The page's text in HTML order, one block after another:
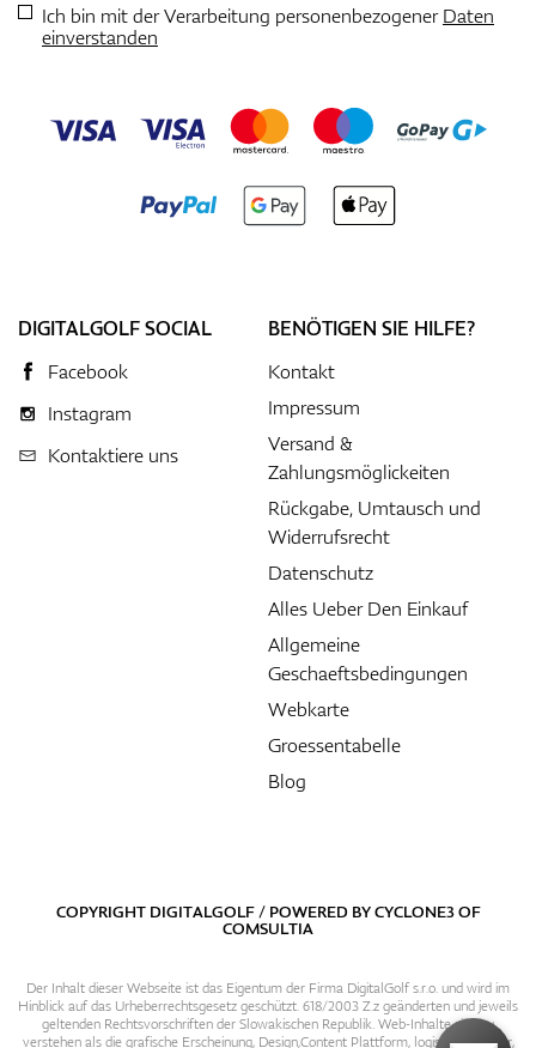
Ich bin mit der Verarbeitung personenbezogenerDaten
einverstanden
DIGITALGOLF SOCIAL
Facebook
Instagram
Kontaktiere uns
BENÖTIGEN SIE HILFE?
Kontakt
Impressum
Versand &
Zahlungsmöglickeiten
Rückgabe, Umtausch und
Widerrufsrecht
Datenschutz
Alles Ueber Den Einkauf
Allgemeine
Geschaeftsbedingungen
Webkarte
Groessentabelle
Blog
COPYRIGHT DIGITALGOLF / POWERED BYCYCLONE3OF
COMSULTIA
Der Inhalt dieser Webseite ist das Eigentum der Firma DigitalGolf s.r.o. und wird im
Hinblick auf das Urheberrechtsgesetz geschützt. 618/2003 Z.z geänderten und jeweils
geltenden Rechtsvorschriften der Slowakischen Republik. Web-Inhalte sind zu
verstehen als die grafische Erscheinung, Design,Content Plattform, logische Struktur,